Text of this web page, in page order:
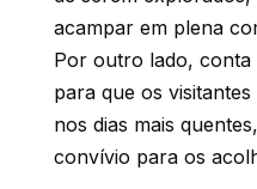
acampar em plena
Por outro lado, conta
para que os
nos dias mais
convívio para os